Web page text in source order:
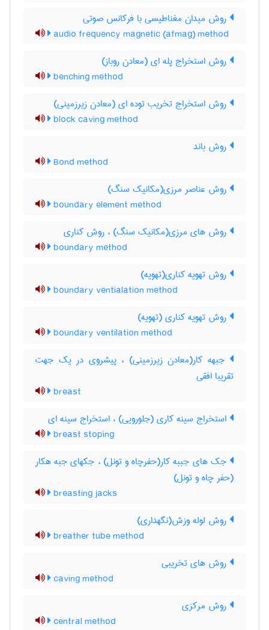
روش میدان مغناطیسی با فرکانس صوتی
audio frequency magnetic (afmag) method
روش استخراج پله ای (معادن روباز)
benching method
روش استخراج تخریب توده ای (معادن زیرزمینی)
block caving method
روش باند
Bond method
روش عناصر مرزی(مکانیک سنگ)
boundary element method
روش های مرزی(مکانیک سنگ) ، روش کناری
boundary method
روش تهویه کناری(تهویه)
boundary ventialation method
روش تهویه کناری (تهویه)
boundary ventilation method
جبهه کار(معادن زیرزمینی) ، پیشروی در یک جهت
تقریبا افقی
breast
استخراج سینه کاری (جلورویی) ، استخراج سینه ای
breast stoping
جک های جببه کار(حفرچاه و تونل) ، جکهای جبه هکار
(حفر چاه و تونل)
breasting jacks
روش لوله وزش(نگهداری)
breather tube method
روش های تخریبی
caving method
روش مرکزی
central method